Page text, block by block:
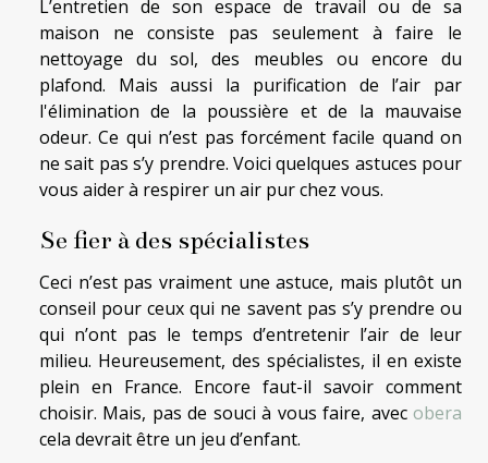
L’entretien de son espace de travail ou de sa
maison ne consiste pas seulement à faire le
nettoyage du sol, des meubles ou encore du
plafond. Mais aussi la purification de l’air par
l'élimination de la poussière et de la mauvaise
odeur. Ce qui n’est pas forcément facile quand on
ne sait pas s’y prendre. Voici quelques astuces pour
vous aider à respirer un air pur chez vous.
Se fier à des spécialistes
Ceci n’est pas vraiment une astuce, mais plutôt un
conseil pour ceux qui ne savent pas s’y prendre ou
qui n’ont pas le temps d’entretenir l’air de leur
milieu. Heureusement, des spécialistes, il en existe
plein en France. Encore faut-il savoir comment
choisir. Mais, pas de souci à vous faire, avec obera
cela devrait être un jeu d’enfant.